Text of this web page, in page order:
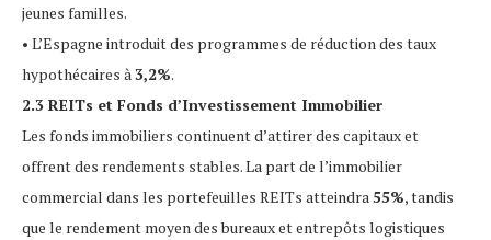
jeunes familles.
• L’Espagne introduit des programmes de réduction des taux
hypothécaires à3,2%.
2.3 REITs et Fonds d’Investissement Immobilier
Les fonds immobiliers continuent d’attirer des capitaux et
offrent des rendements stables. La part de l’immobilier
commercial dans les portefeuilles REITs atteindra55%, tandis
que le rendement moyen des bureaux et entrepôts logistiques